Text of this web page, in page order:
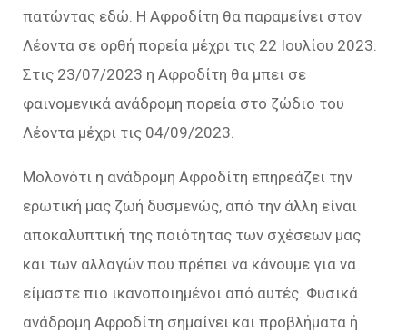
πατώντας εδώ. Η Αφροδίτη θα παραμείνει στον
Λέοντα σε ορθή πορεία μέχρι τις 22 Ιουλίου 2023.
Στις 23/07/2023 η Αφροδίτη θα μπει σε
φαινομενικά ανάδρομη πορεία στο ζώδιο του
Λέοντα μέχρι τις 04/09/2023.
Μολονότι η ανάδρομη Αφροδίτη επηρεάζει την
ερωτική μας ζωή δυσμενώς, από την άλλη είναι
αποκαλυπτική της ποιότητας των σχέσεων μας
και των αλλαγών που πρέπει να κάνουμε για να
είμαστε πιο ικανοποιημένοι από αυτές. Φυσικά
ανάδρομη Αφροδίτη σημαίνει και προβλήματα ή